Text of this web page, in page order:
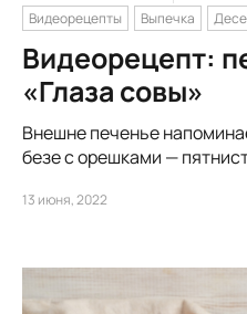
Видеорецепты
Выпечка
Видеорецепт:
«Глаза совы»
Внешне печенье
безе с орешками —
13 июня, 2022